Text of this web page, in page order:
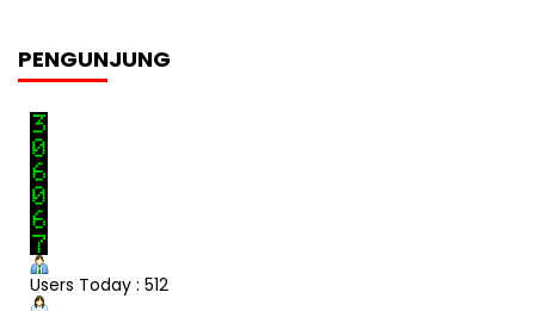
PENGUNJUNG
Users Today : 512